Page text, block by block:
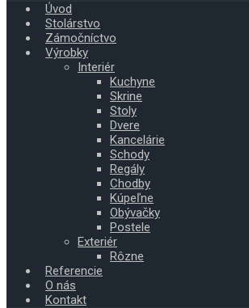
Úvod
Stolárstvo
Zámočníctvo
Výrobky
Interiér
Kuchyne
Skrine
Stoly
Dvere
Kancelárie
Schody
Regály
Chodby
Kúpeľne
Obývačky
Postele
Exteriér
Rôzne
Referencie
O nás
Kontakt